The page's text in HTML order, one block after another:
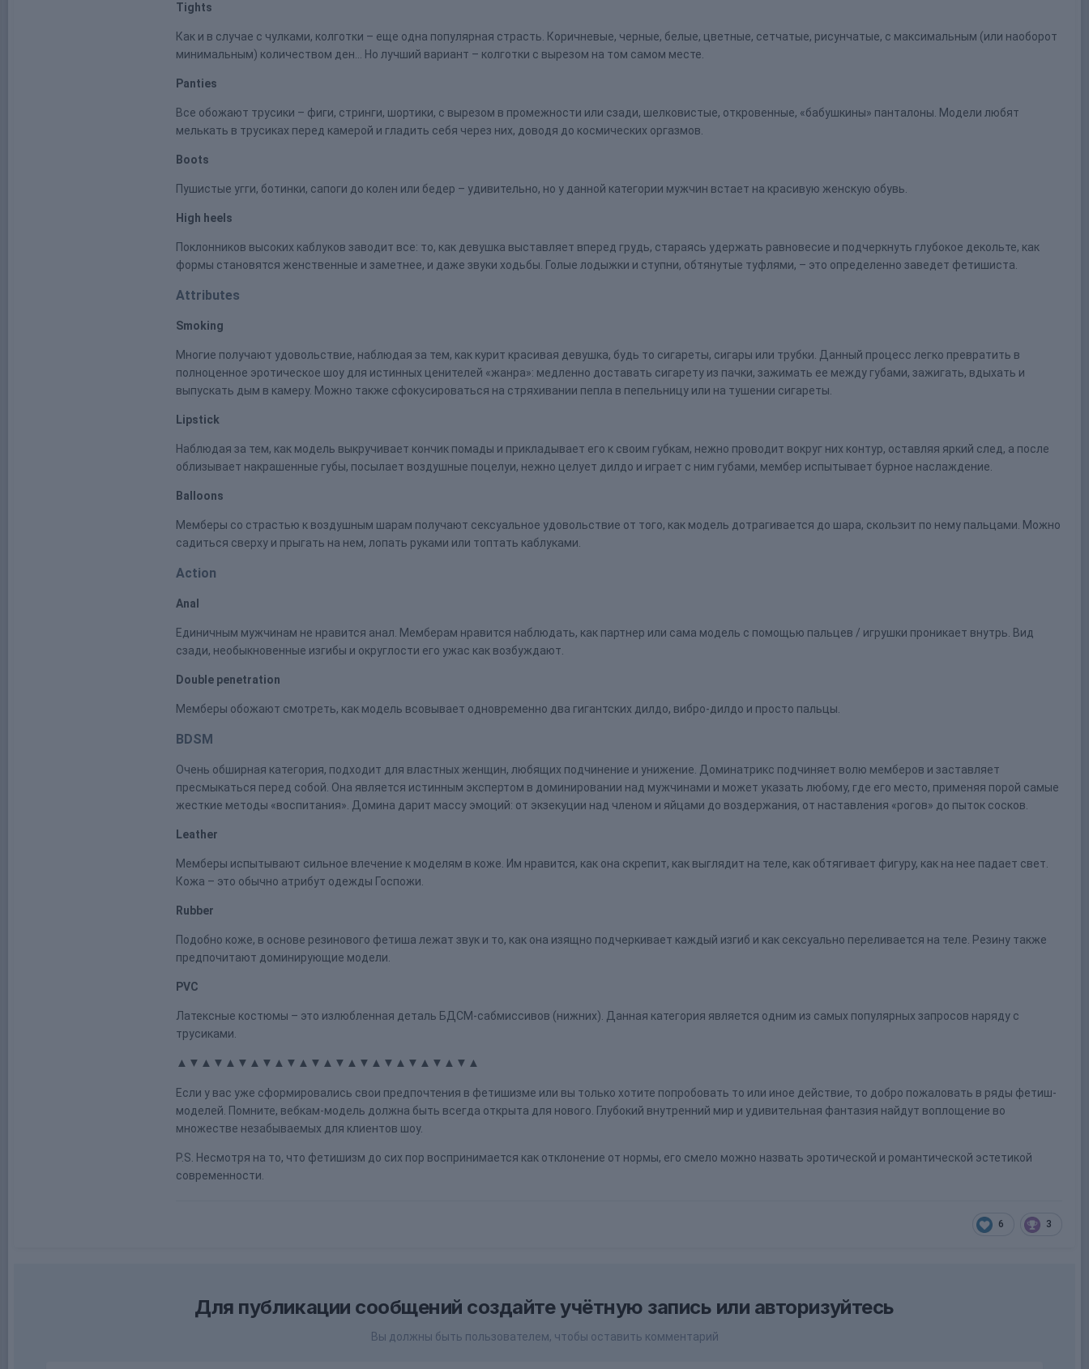
Tights
Как и в случае с чулками, колготки – еще одна популярная страсть. Коричневые, черные, белые, цветные, сетчатые, рисунчатые, с максимальным (или наоборот
минимальным) количеством ден… Но лучший вариант – колготки с вырезом на том самом месте.
Panties
Все обожают трусики – фиги, стринги, шортики, с вырезом в промежности или сзади, шелковистые, откровенные, «бабушкины» панталоны. Модели любят
мелькать в трусиках перед камерой и гладить себя через них, доводя до космических оргазмов.
Boots
Пушистые угги, ботинки, сапоги до колен или бедер – удивительно, но у данной категории мужчин встает на красивую женскую обувь.
High heels
Поклонников высоких каблуков заводит все: то, как девушка выставляет вперед грудь, стараясь удержать равновесие и подчеркнуть глубокое декольте, как
формы становятся женственные и заметнее, и даже звуки ходьбы. Голые лодыжки и ступни, обтянутые туфлями, – это определенно заведет фетишиста.
Attributes
Smoking
Многие получают удовольствие, наблюдая за тем, как курит красивая девушка, будь то сигареты, сигары или трубки. Данный процесс легко превратить в
полноценное эротическое шоу для истинных ценителей «жанра»: медленно доставать сигарету из пачки, зажимать ее между губами, зажигать, вдыхать и
выпускать дым в камеру. Можно также сфокусироваться на стряхивании пепла в пепельницу или на тушении сигареты.
Lipstick
Наблюдая за тем, как модель выкручивает кончик помады и прикладывает его к своим губкам, нежно проводит вокруг них контур, оставляя яркий след, а после
облизывает накрашенные губы, посылает воздушные поцелуи, нежно целует дилдо и играет с ним губами, мембер испытывает бурное наслаждение.
Balloons
Мемберы со страстью к воздушным шарам получают сексуальное удовольствие от того, как модель дотрагивается до шара, скользит по нему пальцами. Можно
садиться сверху и прыгать на нем, лопать руками или топтать каблуками.
Action
Anal
Единичным мужчинам не нравится анал. Мемберам нравится наблюдать, как партнер или сама модель с помощью пальцев / игрушки проникает внутрь. Вид
сзади, необыкновенные изгибы и округлости его ужас как возбуждают.
Double penetration
Мемберы обожают смотреть, как модель всовывает одновременно два гигантских дилдо, вибро-дилдо и просто пальцы.
BDSM
Очень обширная категория, подходит для властных женщин, любящих подчинение и унижение. Доминатрикс подчиняет волю мемберов и заставляет
пресмыкаться перед собой. Она является истинным экспертом в доминировании над мужчинами и может указать любому, где его место, применяя порой самые
жесткие методы «воспитания». Домина дарит массу эмоций: от экзекуции над членом и яйцами до воздержания, от наставления «рогов» до пыток сосков.
Leather­
Мемберы испытывают сильное влечение к моделям в коже. Им нравится, как она скрепит, как выглядит на теле, как обтягивает фигуру, как на нее падает свет.
Кожа – это обычно атрибут одежды Госпожи.
Rubber
Подобно коже, в основе резинового фетиша лежат звук и то, как она изящно подчеркивает каждый изгиб и как сексуально переливается на теле. Резину также
предпочитают доминирующие модели.
PVC
Латексные костюмы – это излюбленная деталь БДСМ-сабмиссивов (нижних). Данная категория является одним из самых популярных запросов наряду с
трусиками.
▲▼▲▼▲▼▲▼▲▼▲▼▲▼▲▼▲▼▲▼▲▼▲▼▲
Если у вас уже сформировались свои предпочтения в фетишизме или вы только хотите попробовать то или иное действие, то добро пожаловать в ряды фетиш-
моделей. Помните, вебкам-модель должна быть всегда открыта для нового. Глубокий внутренний мир и удивительная фантазия найдут воплощение во
множестве незабываемых для клиентов шоу.
P.S. Несмотря на то, что фетишизм до сих пор воспринимается как отклонение от нормы, его смело можно назвать эротической и романтической эстетикой
современности.
6 3
Для публикации сообщений создайте учётную запись или авторизуйтесь
Вы должны быть пользователем, чтобы оставить комментарий